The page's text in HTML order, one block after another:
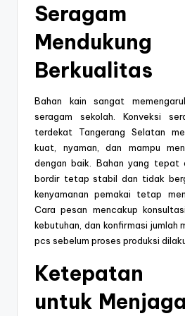
Berkualitas
Bahan kain sangat
seragam sekolah. Konveksi
terdekat Tangerang Selatan
kuat, nyaman, dan mampu
dengan baik. Bahan yang tepat
bordir tetap stabil dan tidak
kenyamanan pemakai tetap
Cara pesan mencakup
kebutuhan, dan konfirmasi jumlah
pcs sebelum proses produksi
Ketepatan
untuk